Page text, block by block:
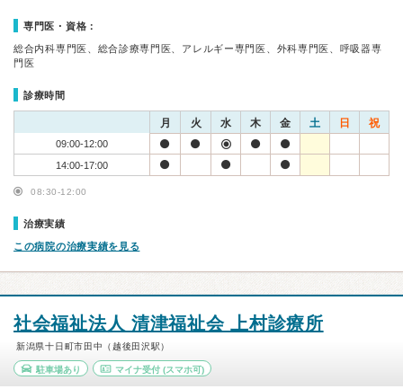
専門医・資格：
総合内科専門医、総合診療専門医、アレルギー専門医、外科専門医、呼吸器専
門医
診療時間
月 火 水 木 金 土 日 祝
09:00-12:00
14:00-17:00
08:30-12:00
治療実績
この病院の治療実績を見る
社会福祉法人 清津福祉会 上村診療所
新潟県十日町市田中（越後田沢駅）
駐車場あり マイナ受付(スマホ可)